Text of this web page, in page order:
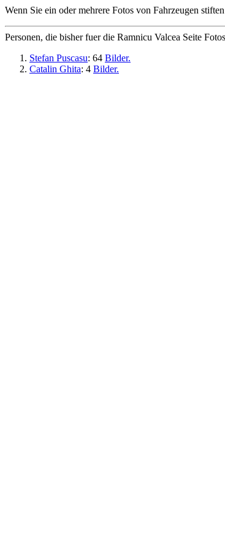
Wenn Sie ein oder mehrere Fotos von Fahrzeugen
Personen, die bisher fuer die Ramnicu Valcea Seite
Stefan Puscasu: 64 Bilder.
Catalin Ghita: 4 Bilder.